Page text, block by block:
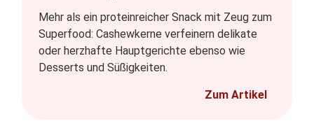
Mehr als ein proteinreicher Snack mit Zeug zum
Superfood: Cashewkerne verfeinern delikate
oder herzhafte Hauptgerichte ebenso wie
Desserts und Süßigkeiten.
Zum Artikel